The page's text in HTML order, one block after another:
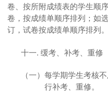
卷、按所附成绩表的学生顺
卷，按成绩单顺序排列；如
订，试卷按成绩单顺序排列。
十一. 缓考、补考、重修
（一） 每学期学生考核
行补考、重修。